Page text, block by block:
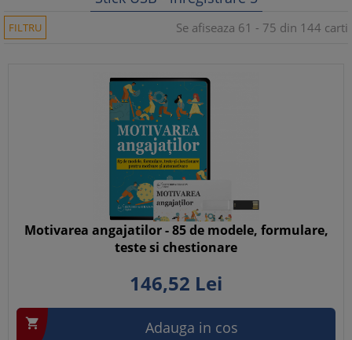
FILTRU Se afiseaza 61 - 75 din 144 carti
Motivarea angajatilor - 85 de modele, formulare,
teste si chestionare
146,52 Lei
 Adauga in cos